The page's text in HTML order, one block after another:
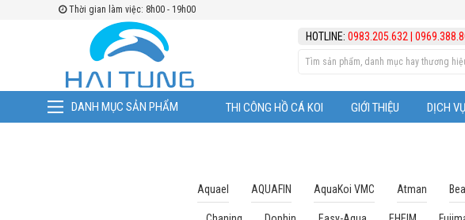
Thời gian làm việc: 8h00 - 19h00
HOTLINE:0983.205.632 |
DANH MỤC SẢN PHẨM THI CÔNG HỒ CÁ KOI GIỚI THIỆU DỊCH VỤ
Aquael AQUAFIN AquaKoi VMC Atman